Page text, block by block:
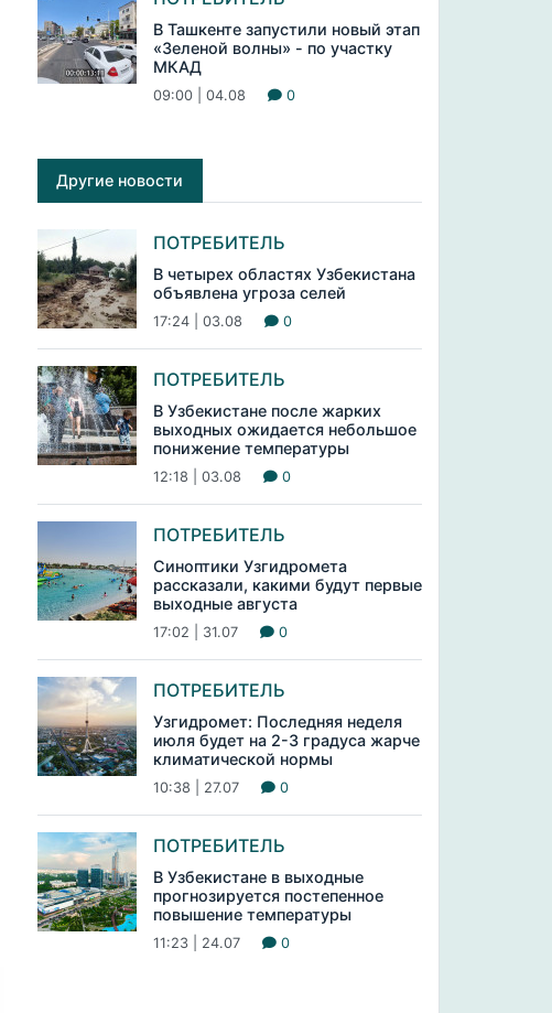
В Ташкенте запустили новый этап
«Зеленой волны» - по участку
МКАД
09:00 | 04.08 0
Другие новости
ПОТРЕБИТЕЛЬ
В четырех областях Узбекистана
объявлена угроза селей
17:24 | 03.08 0
ПОТРЕБИТЕЛЬ
В Узбекистане после жарких
выходных ожидается небольшое
понижение температуры
12:18 | 03.08 0
ПОТРЕБИТЕЛЬ
Синоптики Узгидромета
рассказали, какими будут первые
выходные августа
17:02 | 31.07 0
ПОТРЕБИТЕЛЬ
Узгидромет: Последняя неделя
июля будет на 2-3 градуса жарче
климатической нормы
10:38 | 27.07 0
ПОТРЕБИТЕЛЬ
В Узбекистане в выходные
прогнозируется постепенное
повышение температуры
11:23 | 24.07 0